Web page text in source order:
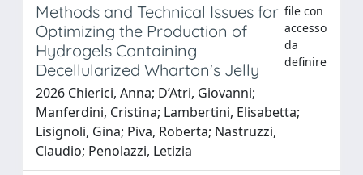
Methods and Technical Issues for
Optimizing the Production of
Hydrogels Containing
Decellularized Wharton's Jelly
file con
accesso
da
definire
2026 Chierici, Anna; D’Atri, Giovanni;
Manferdini, Cristina; Lambertini, Elisabetta;
Lisignoli, Gina; Piva, Roberta; Nastruzzi,
Claudio; Penolazzi, Letizia